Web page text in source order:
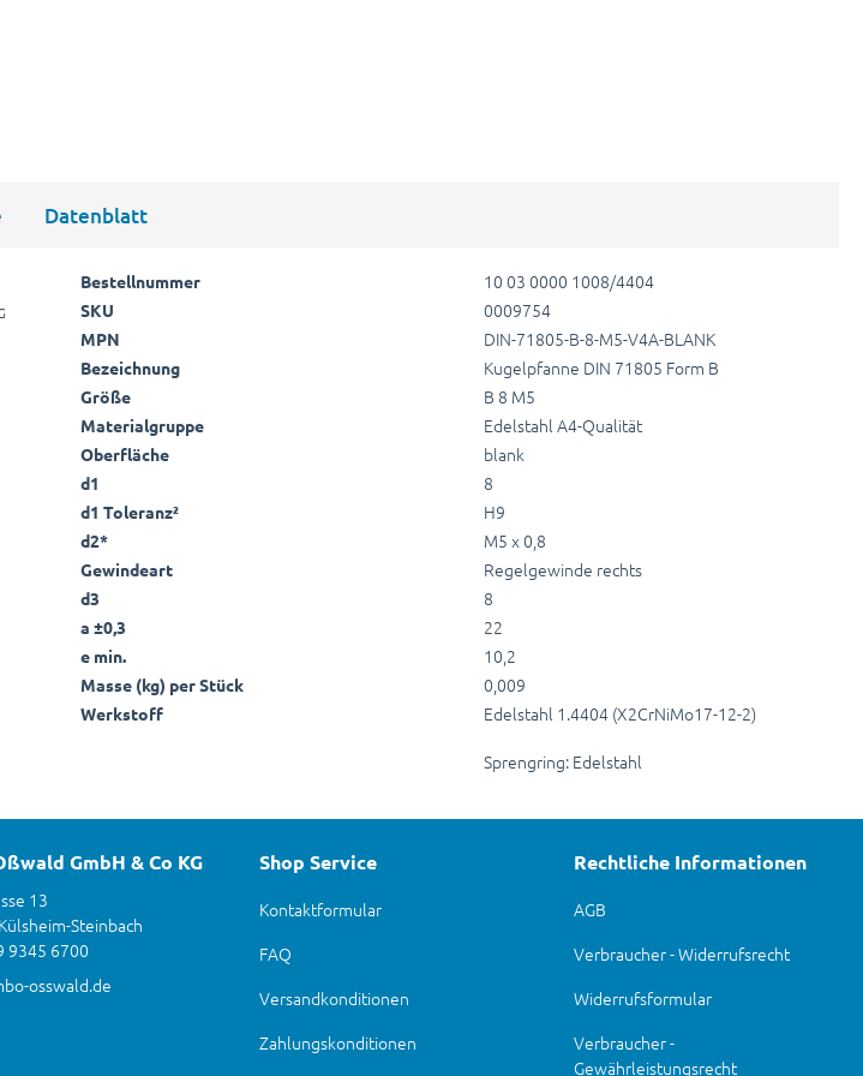
Datenblatt
Bestellnummer 10 03 0000 1008/4404
SKU 0009754
MPN DIN-71805-B-8-M5-V4A-BLANK
Bezeichnung Kugelpfanne DIN 71805 Form B
Größe B 8 M5
Materialgruppe Edelstahl A4-Qualität
Oberfläche blank
d1 8
d1 Toleranz² H9
d2* M5 x 0,8
Gewindeart Regelgewinde rechts
d3 8
a ±0,3 22
e min. 10,2
Masse (kg) per Stück 0,009
Werkstoff
Edelstahl 1.4404 (X2CrNiMo17-12-2)
Sprengring: Edelstahl
GmbH & Co KG
13
Steinbach
9345 6700
osswald.de
Shop Service
Kontaktformular
FAQ
Versandkonditionen
Zahlungskonditionen
Rechtliche Informationen
AGB
Verbraucher - Widerrufsrecht
Widerrufsformular
Verbraucher -
Gewährleistungsrecht